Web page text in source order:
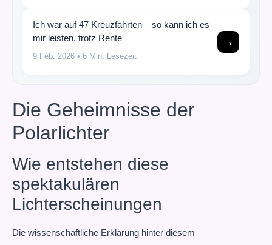
Ich war auf 47 Kreuzfahrten – so kann ich es
mir leisten, trotz Rente
9 Feb. 2026 • 6 Min. Lesezeit
→
Die Geheimnisse der
Polarlichter
Wie entstehen diese
spektakulären
Lichterscheinungen
Die wissenschaftliche Erklärung hinter diesem